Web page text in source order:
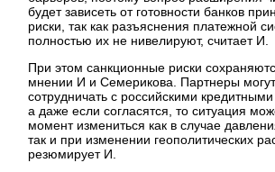
будет зависеть от готовности банков
риски, так как разъяснения платежной
полностью их не нивелируют, считает И.
При этом санкционные риски
мнении И и Семерикова. Партнеры могут
сотрудничать с российскими
а даже если согласятся, то ситуация
момент измениться как в случае
так и при изменении геополитических
резюмирует И.